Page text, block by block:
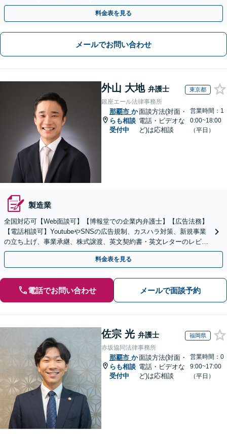
や契約書作成・交渉はお任せください【初回無料】
料金表を見る
メールでお問い合わせ
外山 大地 弁護士 東京都
銀座エール法律事務所
那覇市 か
らも相談
受付中
面談方法(対面・
電話・ビデオな
ど)は応相談
営業時間：1
0:00~18:00
（平日）
製造業
全国対応可【Web面談可】【博報堂での企業内弁護士】【広告法務】
【電話相談可】YoutubeやSNSの広告規制、カスハラ対策、新規事業
の立ち上げ、事業承継、株式譲渡、英文契約書・英文レターのレビュ
ー・ドラフトなどに対応。
料金表を見る
電話でお問い合わせ メールで面談予約
佐宗 光 弁護士 福岡県
赤坂協同法律事務所
那覇市 か
らも相談
受付中
面談方法(対面・
電話・ビデオな
ど)は応相談
営業時間：0
9:00~17:00
（平日）